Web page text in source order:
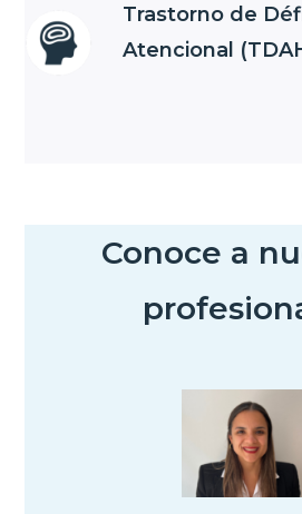
Trastorno de
Atencional
Conoce a